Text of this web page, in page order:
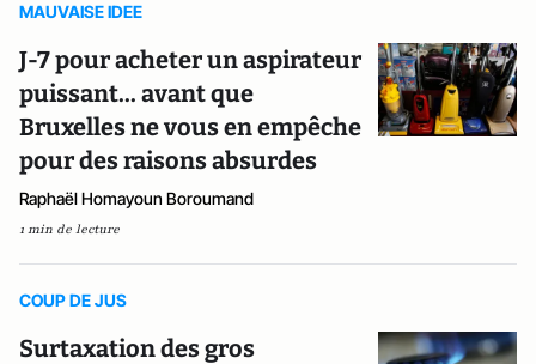
MAUVAISE IDEE
J-7 pour acheter un aspirateur
puissant... avant que
Bruxelles ne vous en empêche
pour des raisons absurdes
Raphaël Homayoun Boroumand
1 min de lecture
COUP DE JUS
Surtaxation des gros